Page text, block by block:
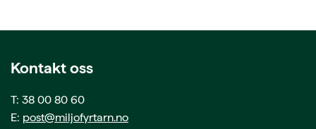
Kontakt oss
T: 38 00 80 60
E: post@miljofyrtarn.no